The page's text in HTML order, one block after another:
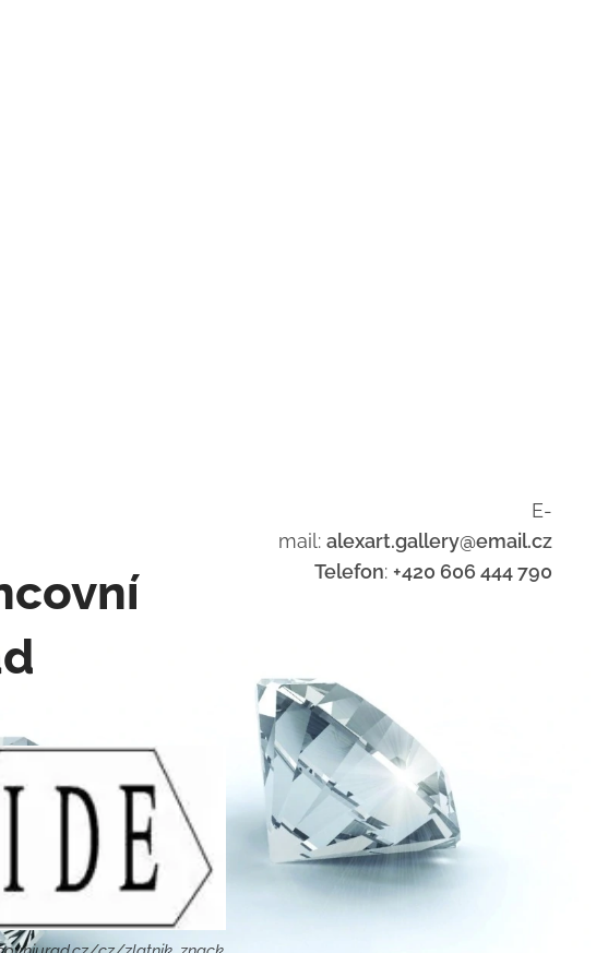
E-
mail: alexart.gallery@email.cz
Telefon: +420 606 444 790